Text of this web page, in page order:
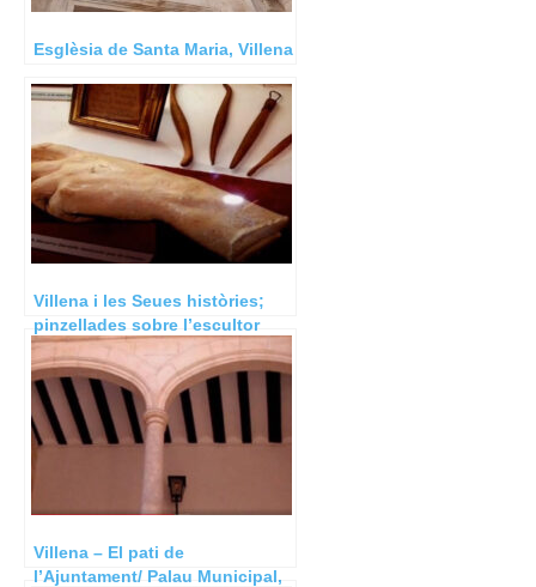
Esglèsia de Santa Maria, Villena
Villena i les Seues històries;
pinzellades sobre l’escultor
Antonio Navarro Santafé.
Villena – El pati de
l’Ajuntament/ Palau Municipal,